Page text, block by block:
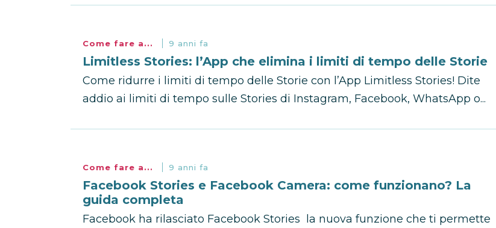
Come fare a... 9 anni fa
Limitless Stories: l’App che elimina i limiti di tempo delle Storie
Come ridurre i limiti di tempo delle Storie con l’App Limitless Stories! Dite
addio ai limiti di tempo sulle Stories di Instagram, Facebook, WhatsApp o...
Come fare a... 9 anni fa
Facebook Stories e Facebook Camera: come funzionano? La
guida completa
Facebook ha rilasciato Facebook Stories la nuova funzione che ti permette